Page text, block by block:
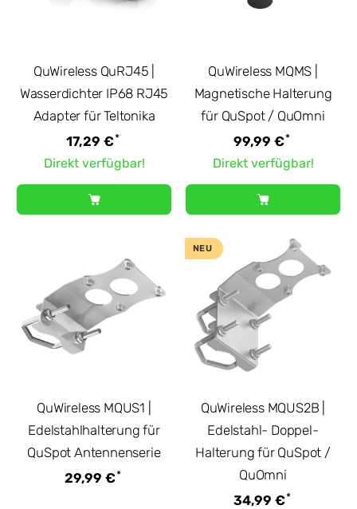
QuWireless QuRJ45 |
Wasserdichter IP68 RJ45
Adapter für Teltonika
17,29 €*
Direkt verfügbar!
QuWireless MQMS |
Magnetische Halterung
für QuSpot / QuOmni
99,99 €*
Direkt verfügbar!
QuWireless MQUS1 |
Edelstahlhalterung für
QuSpot Antennenserie
29,99 €*
NEU
QuWireless MQUS2B |
Edelstahl- Doppel-
Halterung für QuSpot /
QuOmni
34,99 €*